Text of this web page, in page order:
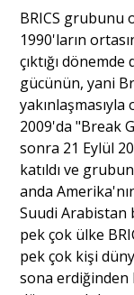
BRICS grubunu
1990'ların
çıktığı
gücünün, yani
2009'da "Break
sonra 21 Eylül
katıldı ve
anda
Suudi Arabistan
pek çok ülke
pek çok kişi
sona erdiğinden